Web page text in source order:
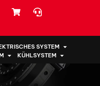
SYSTEM
KÜHLSYSTEM